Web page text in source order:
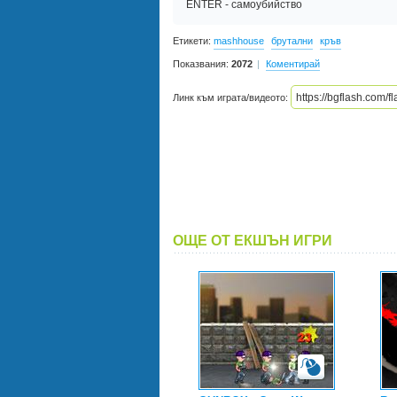
ENTER - самоубийство
Етикети: mashhouse брутални кръв
Показвания: 2072 Коментирай
Линк към играта/видеото:
ОЩЕ ОТ ЕКШЪН ИГРИ